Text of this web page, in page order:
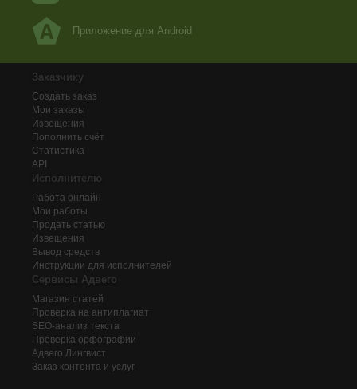
Приложение для Android
Заказчику
Создать заказ
Мои заказы
Извещения
Пополнить счёт
Статистика
API
Исполнителю
Работа онлайн
Мои работы
Продать статью
Извещения
Вывод средств
Инструкции для исполнителей
Сервисы Адвего
Магазин статей
Проверка на антиплагиат
SEO-анализ текста
Проверка орфографии
Адвего Лингвист
Заказ контента и услуг